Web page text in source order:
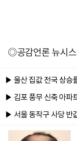
◎공감언론 뉴시스